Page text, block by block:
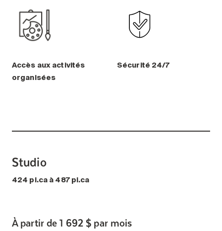
Accès aux activités
organisées
Sécurité 24/7
Studio
424 pi.ca à 487 pi.ca
À partir de 1 692 $ par mois